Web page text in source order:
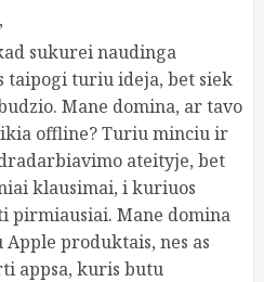
sukurei naudinga
taipogi turiu ideja, bet siek
Mane domina, ar tavo
offline? Turiu minciu ir
ateityje, bet
klausimai, i kuriuos
pirmiausiai. Mane domina
produktais, nes as
appsa, kuris butu